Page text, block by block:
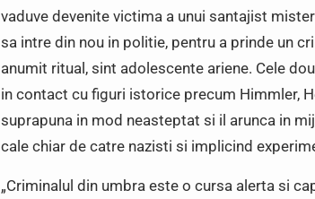
vaduve devenite victima a unui santajist
sa intre din nou in politie, pentru a prinde un
anumit ritual, sint adolescente ariene. Cele
in contact cu figuri istorice precum Himmler,
suprapuna in mod neasteptat si il arunca in
cale chiar de catre nazisti si implicind
„Criminalul din umbra este o cursa alerta si